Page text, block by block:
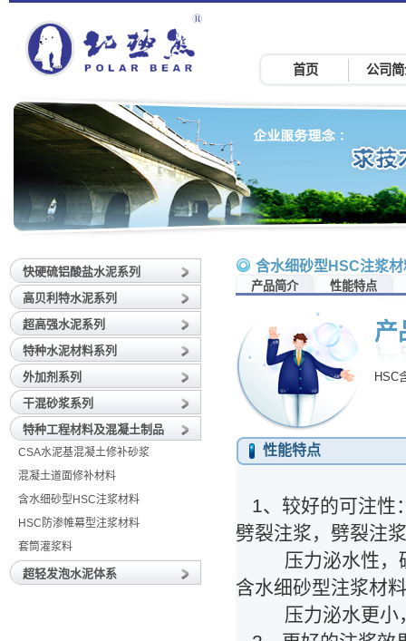
首页 公司
含水细砂型HSC注浆材
产品简介 性能特点
产
HSC
性能特点
1、较好的可注性
劈裂注浆，劈裂注
压力泌水性，硫
含水细砂型注浆材
压力泌水更小，
快硬硫铝酸盐水泥系列
高贝利特水泥系列
超高强水泥系列
特种水泥材料系列
外加剂系列
干混砂浆系列
特种工程材料及混凝土制品
CSA水泥基混凝土修补砂浆
混凝土道面修补材料
含水细砂型HSC注浆材料
HSC防渗帷幕型注浆材料
套筒灌浆料
超轻发泡水泥体系